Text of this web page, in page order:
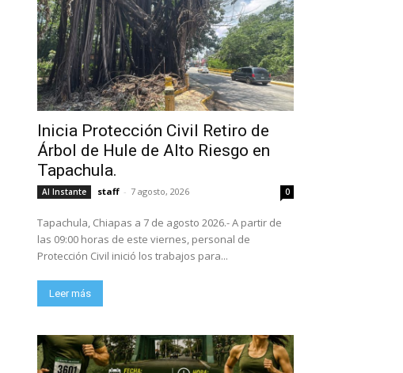
Inicia Protección Civil Retiro de
Árbol de Hule de Alto Riesgo en
Tapachula.
Al Instante staff - 7 agosto, 2026 0
Tapachula, Chiapas a 7 de agosto 2026.- A partir de
las 09:00 horas de este viernes, personal de
Protección Civil inició los trabajos para...
Leer más